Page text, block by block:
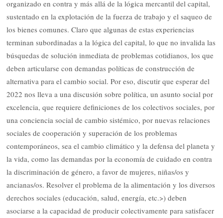
organizado en contra y más allá de la lógica mercantil del capital,
sustentado en la explotación de la fuerza de trabajo y el saqueo de
los bienes comunes. Claro que algunas de estas experiencias
terminan subordinadas a la lógica del capital, lo que no invalida las
búsquedas de solución inmediata de problemas cotidianos, los que
deben articularse con demandas políticas de construcción de
alternativa para el cambio social. Por eso, discutir que esperar del
2022 nos lleva a una discusión sobre política, un asunto social por
excelencia, que requiere definiciones de los colectivos sociales, por
una conciencia social de cambio sistémico, por nuevas relaciones
sociales de cooperación y superación de los problemas
contemporáneos, sea el cambio climático y la defensa del planeta y
la vida, como las demandas por la economía de cuidado en contra
la discriminación de género, a favor de mujeres, niñas/os y
ancianas/os. Resolver el problema de la alimentación y los diversos
derechos sociales (educación, salud, energía, etc.>) deben
asociarse a la capacidad de producir colectivamente para satisfacer